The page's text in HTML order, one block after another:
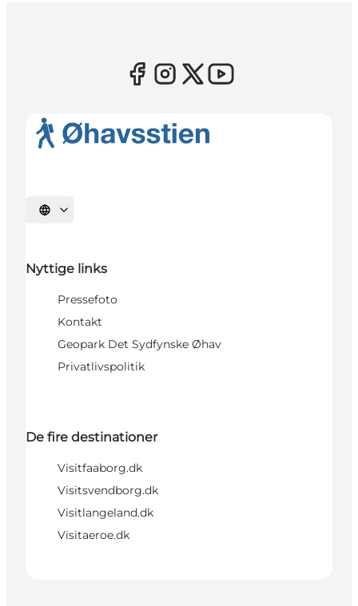
Vælg sprog
Nyttige links
Pressefoto
Kontakt
Geopark Det Sydfynske Øhav
Privatlivspolitik
De fire destinationer
Visitfaaborg.dk
Visitsvendborg.dk
Visitlangeland.dk
Visitaeroe.dk